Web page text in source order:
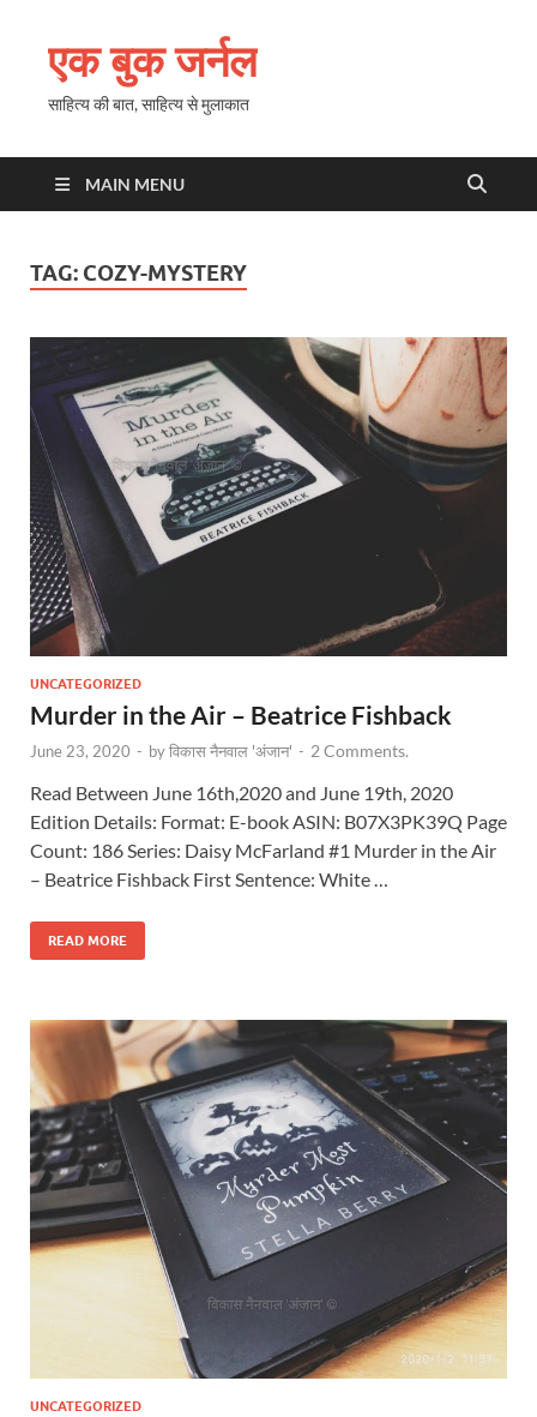
एक बुक जर्नल
साहित्य की बात, साहित्य से मुलाकात
MAIN MENU
TAG: COZY-MYSTERY
UNCATEGORIZED
Murder in the Air – Beatrice Fishback
June 23, 2020 - byविकास नैनवाल 'अंजान' - 2 Comments.
Read Between June 16th,2020 and June 19th, 2020
Edition Details: Format: E-book ASIN: B07X3PK39Q Page
Count: 186 Series: Daisy McFarland #1 Murder in the Air
– Beatrice Fishback First Sentence: White …
READ MORE
UNCATEGORIZED